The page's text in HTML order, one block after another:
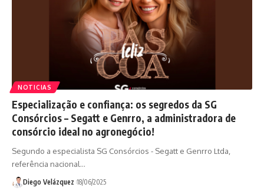
NOTICIAS
Especialização e confiança: os segredos da SG
Consórcios – Segatt e Genrro, a administradora de
consórcio ideal no agronegócio!
Segundo a especialista SG Consórcios - Segatt e Genrro Ltda,
referência nacional…
Diego Velázquez 18/06/2025